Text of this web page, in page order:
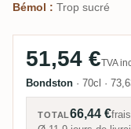
Bémol : Trop sucré
51,54 €TVA
Bondston · 70cl ·
TOTAL66,44 €